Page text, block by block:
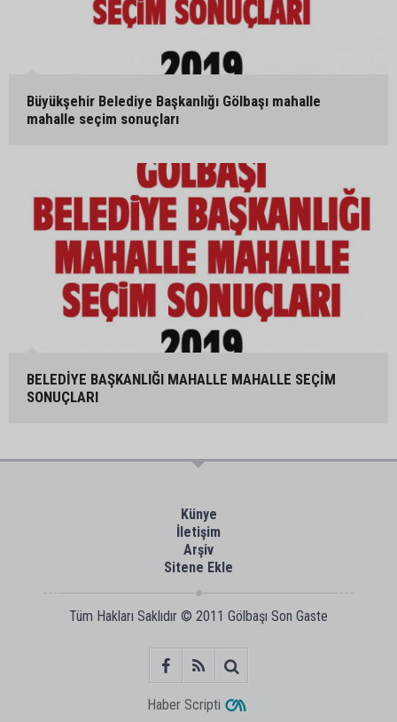
Büyükşehir Belediye Başkanlığı Gölbaşı mahalle
mahalle seçim sonuçları
BELEDİYE BAŞKANLIĞI MAHALLE MAHALLE SEÇİM
SONUÇLARI
Künye
İletişim
Arşiv
Sitene Ekle
Tüm Hakları Saklıdır © 2011 Gölbaşı Son Gaste
Haber Scripti